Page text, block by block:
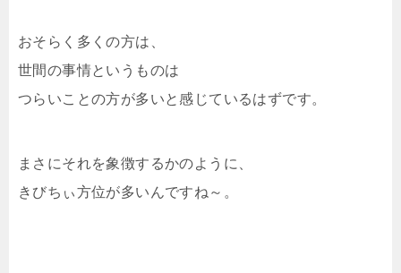
おそらく多くの方は、
世間の事情というものは
つらいことの方が多いと感じているはずです。
まさにそれを象徴するかのように、
きびちぃ方位が多いんですね～。